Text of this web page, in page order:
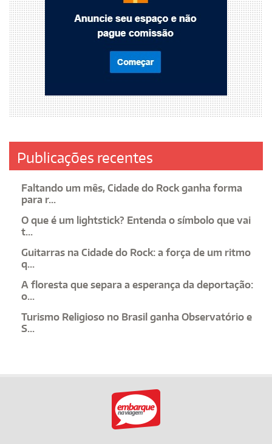
Publicações recentes
Faltando um mês, Cidade do Rock ganha forma
para r...
O que é um lightstick? Entenda o símbolo que vai
t...
Guitarras na Cidade do Rock: a força de um ritmo
q...
A floresta que separa a esperança da deportação:
o...
Turismo Religioso no Brasil ganha Observatório e
S...